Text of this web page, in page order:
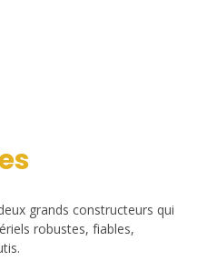
grands constructeurs qui
robustes, fiables,